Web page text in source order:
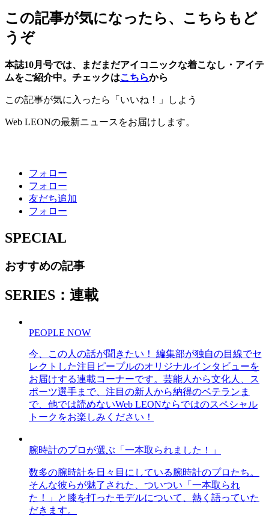
この記事が気になったら、こちらもど
うぞ
本誌10月号では、まだまだアイコニックな着こなし・アイテ
ムをご紹介中。チェックはこちらから
この記事が気に入ったら「いいね！」しよう
Web LEONの最新ニュースをお届けします。
フォロー
フォロー
友だち追加
フォロー
SPECIAL
おすすめの記事
SERIES：連載
PEOPLE NOW
今、この人の話が聞きたい！ 編集部が独自の目線でセ
レクトした注目ピープルのオリジナルインタビューを
お届けする連載コーナーです。芸能人から文化人、ス
ポーツ選手まで、注目の新人から納得のベテランま
で、他では読めないWeb LEONならではのスペシャル
トークをお楽しみください！
腕時計のプロが選ぶ「一本取られました！」
数多の腕時計を日々目にしている腕時計のプロたち。
そんな彼らが魅了された、ついつい「一本取られ
た！」と膝を打ったモデルについて、熱く語っていた
だきます。